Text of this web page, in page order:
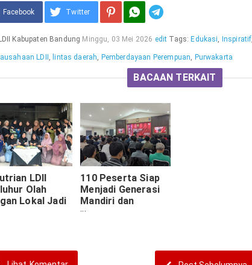
Facebook Twitter
Kabupaten Bandung Minggu, 03 Mei 2026 edit Tags:Edukasi Inspiratif
LDII lintas daerah Pemberdayaan Perempuan Purwakarta
BACAAN TERKAIT
LDII
Olah
Lokal Jadi
Usaha,
110 Peserta Siap
Menjadi Generasi
Mandiri dan
Berdaya Saing, PC